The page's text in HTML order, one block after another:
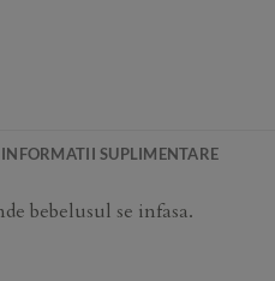
INFORMATII SUPLIMENTARE
bebelusul se infasa.